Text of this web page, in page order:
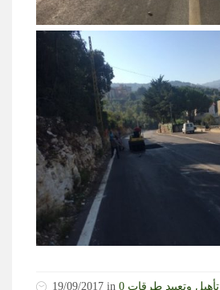
19/09/2017 in تأهيل وتعبيد طرقات